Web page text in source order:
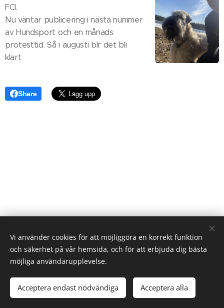
FCI.
Nu väntar publicering i nästa nummer
av Hundsport och en månads
protesttid. Så i augusti blr det bli
klart 👌
Share
Uppdaterad av Lina Runesson 2026-08-04
Cookies
Vi använder cookies för att möjliggöra en korrekt funktion
och säkerhet på vår hemsida, och för att erbjuda dig bästa
möjliga användarupplevelse.
Acceptera endast nödvändiga Acceptera alla